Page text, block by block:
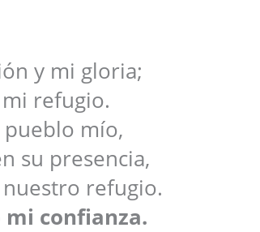
y mi gloria;
refugio.
mío,
su presencia,
refugio.
mi confianza.